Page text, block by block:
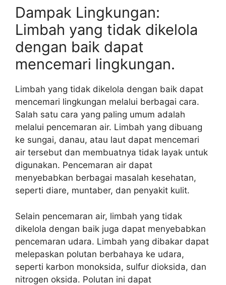
Dampak Lingkungan:
Limbah yang tidak dikelola
dengan baik dapat
mencemari lingkungan.
Limbah yang tidak dikelola dengan baik dapat
mencemari lingkungan melalui berbagai cara.
Salah satu cara yang paling umum adalah
melalui pencemaran air. Limbah yang dibuang
ke sungai, danau, atau laut dapat mencemari
air tersebut dan membuatnya tidak layak untuk
digunakan. Pencemaran air dapat
menyebabkan berbagai masalah kesehatan,
seperti diare, muntaber, dan penyakit kulit.
Selain pencemaran air, limbah yang tidak
dikelola dengan baik juga dapat menyebabkan
pencemaran udara. Limbah yang dibakar dapat
melepaskan polutan berbahaya ke udara,
seperti karbon monoksida, sulfur dioksida, dan
nitrogen oksida. Polutan ini dapat